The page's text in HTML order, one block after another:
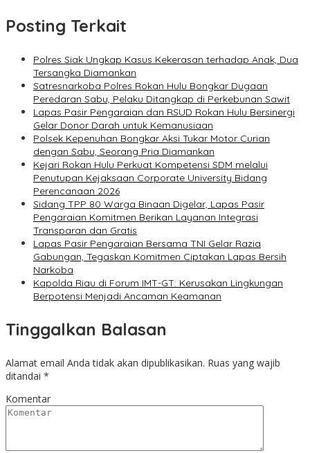
Posting Terkait
Polres Siak Ungkap Kasus Kekerasan terhadap Anak, Dua
Tersangka Diamankan
Satresnarkoba Polres Rokan Hulu Bongkar Dugaan
Peredaran Sabu, Pelaku Ditangkap di Perkebunan Sawit
Lapas Pasir Pengaraian dan RSUD Rokan Hulu Bersinergi
Gelar Donor Darah untuk Kemanusiaan
Polsek Kepenuhan Bongkar Aksi Tukar Motor Curian
dengan Sabu, Seorang Pria Diamankan
Kejari Rokan Hulu Perkuat Kompetensi SDM melalui
Penutupan Kejaksaan Corporate University Bidang
Perencanaan 2026
Sidang TPP 80 Warga Binaan Digelar, Lapas Pasir
Pengaraian Komitmen Berikan Layanan Integrasi
Transparan dan Gratis
Lapas Pasir Pengaraian Bersama TNI Gelar Razia
Gabungan, Tegaskan Komitmen Ciptakan Lapas Bersih
Narkoba
Kapolda Riau di Forum IMT-GT: Kerusakan Lingkungan
Berpotensi Menjadi Ancaman Keamanan
Tinggalkan Balasan
Alamat email Anda tidak akan dipublikasikan. Ruas yang wajib
ditandai *
Komentar